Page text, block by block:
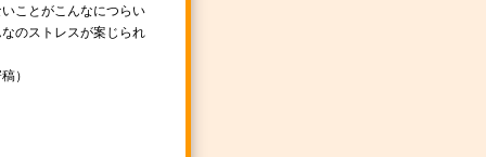
ことがこんなにつらい
のストレスが案じられ
）